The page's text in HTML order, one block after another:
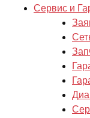
Сервис и